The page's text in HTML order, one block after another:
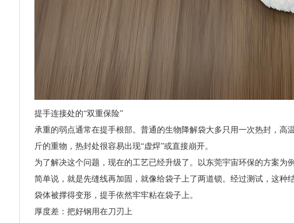
提手连接处的“双重保险”
承重的弱点通常在提手根部。普通的生物降解袋大多只用一次热封，
斤的重物，热封处很容易出现“虚焊”或直接崩开。
为了解决这个问题，现在的工艺已经升级了。以东莞宇宙环保的方案为
简单说，就是先缝线再加固，就像给袋子上了两道锁。经过测试，这
袋体被撑得变形，提手依然牢牢粘在袋子上。
厚度差：把好钢用在刀刃上